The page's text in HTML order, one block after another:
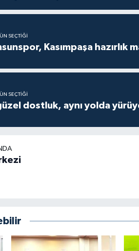
SEÇTIĞI
Kasımpaşa hazırlık
SEÇTIĞI
dostluk, aynı yolda